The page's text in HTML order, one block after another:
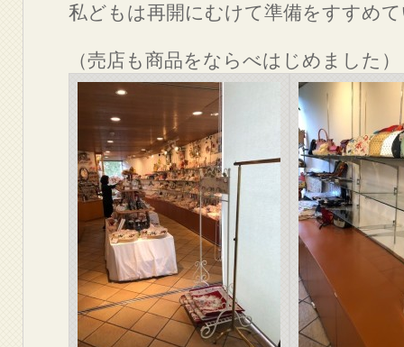
私どもは再開にむけて準備をすすめ
（売店も商品をならべはじめました）